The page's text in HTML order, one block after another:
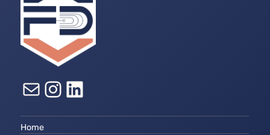
E-mail InstagramLinkedIn
Home